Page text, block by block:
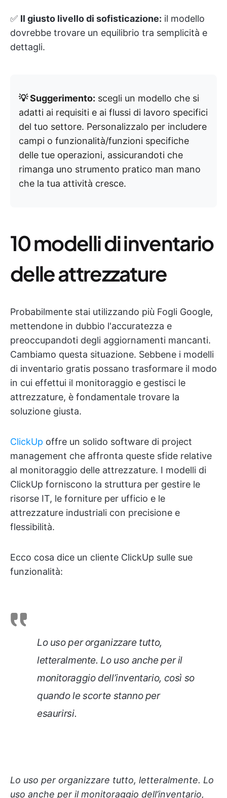
✅ Il giusto livello di sofisticazione: il modello
dovrebbe trovare un equilibrio tra semplicità e
dettagli.
💡 Suggerimento: scegli un modello che si
adatti ai requisiti e ai flussi di lavoro specifici
del tuo settore. Personalizzalo per includere
campi o funzionalità/funzioni specifiche
delle tue operazioni, assicurandoti che
rimanga uno strumento pratico man mano
che la tua attività cresce.
10 modelli di inventario
delle attrezzature
Probabilmente stai utilizzando più Fogli Google,
mettendone in dubbio l'accuratezza e
preoccupandoti degli aggiornamenti mancanti.
Cambiamo questa situazione. Sebbene i modelli
di inventario gratis possano trasformare il modo
in cui effettui il monitoraggio e gestisci le
attrezzature, è fondamentale trovare la
soluzione giusta.
ClickUp offre un solido software di project
management che affronta queste sfide relative
al monitoraggio delle attrezzature. I modelli di
ClickUp forniscono la struttura per gestire le
risorse IT, le forniture per ufficio e le
attrezzature industriali con precisione e
flessibilità.
Ecco cosa dice un cliente ClickUp sulle sue
funzionalità:
Lo uso per organizzare tutto,
letteralmente. Lo uso anche per il
monitoraggio dell’inventario, così so
quando le scorte stanno per
esaurirsi.
Lo uso per organizzare tutto, letteralmente. Lo
uso anche per il monitoraggio dell’inventario,